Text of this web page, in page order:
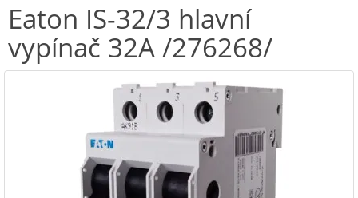
Eaton IS-32/3 hlavní
vypínač 32A /276268/